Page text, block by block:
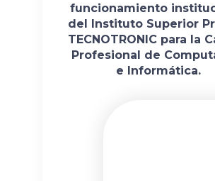
funcionamiento
del Instituto Superior
TECNOTRONIC para la
Profesional de
e Informática.